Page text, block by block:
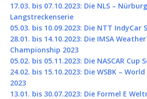
17.03. bis 07.10.2023: Die NLS –
Langstreckenserie
05.03. bis 10.09.2023: Die NTT IndyCar
28.01. bis 14.10.2023: Die IMSA
Championship 2023
05.02. bis 05.11.2023: Die NASCAR Cup
24.02. bis 15.10.2023: Die WSBK –
2023
13.01. bis 30.07.2023: Die Formel E